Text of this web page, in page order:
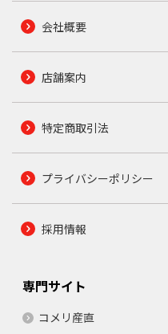
会社概要
店舗案内
特定商取引法
プライバシーポリシー
採用情報
専門サイト
コメリ産直